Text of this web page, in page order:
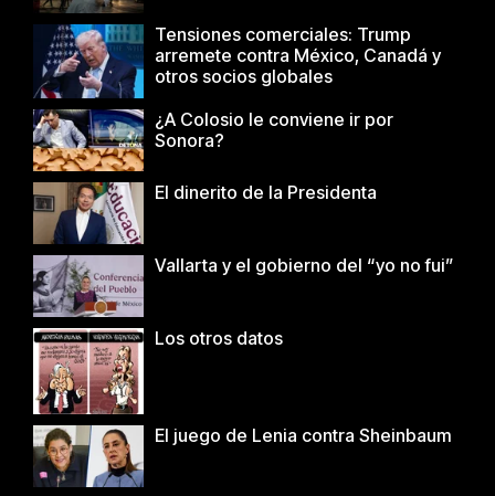
Tensiones comerciales: Trump
arremete contra México, Canadá y
otros socios globales
¿A Colosio le conviene ir por
Sonora?
El dinerito de la Presidenta
Vallarta y el gobierno del “yo no fui”
Los otros datos
El juego de Lenia contra Sheinbaum